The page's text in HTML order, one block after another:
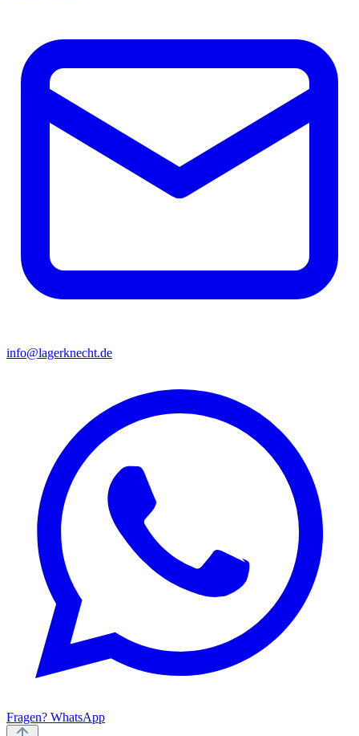
info@lagerknecht.de
Fragen? WhatsApp